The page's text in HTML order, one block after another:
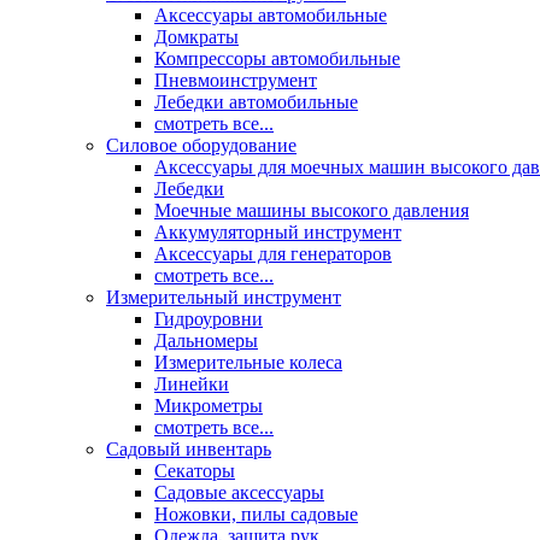
Аксессуары автомобильные
Домкраты
Компрессоры автомобильные
Пневмоинструмент
Лебедки автомобильные
смотреть все...
Силовое оборудование
Аксессуары для моечных машин высокого
Лебедки
Моечные машины высокого давления
Аккумуляторный инструмент
Аксессуары для генераторов
смотреть все...
Измерительный инструмент
Гидроуровни
Дальномеры
Измерительные колеса
Линейки
Микрометры
смотреть все...
Садовый инвентарь
Секаторы
Садовые аксессуары
Ножовки, пилы садовые
Одежда, защита рук